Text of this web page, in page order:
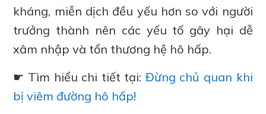
kháng, miễn dịch đều yếu hơn so với người
trưởng thành nên các yếu tố gây hại dễ
xâm nhập và tổn thương hệ hô hấp.
☛ Tìm hiểu chi tiết tại: Đừng chủ quan khi
bị viêm đường hô hấp!